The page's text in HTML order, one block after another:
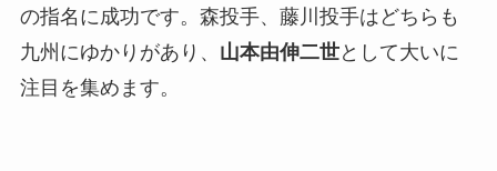
の指名に成功です。森投手、藤川投手はどちらも
九州にゆかりがあり、 山本由伸二世として大いに
注目を集めます。